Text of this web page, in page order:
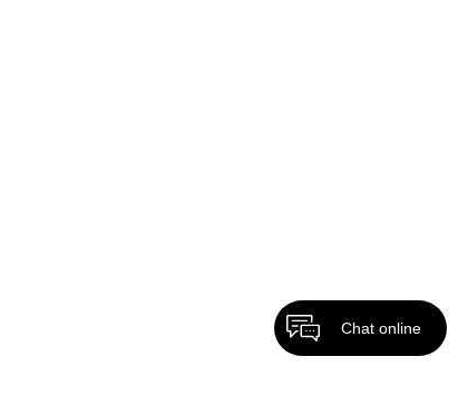
Chat online